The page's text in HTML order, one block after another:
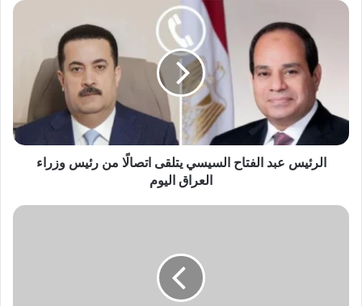
الرئيس
السيسي
رئيس
وزراء
العراقالرئيس عبد الفتاح السيسي يتلقى اتصالًا من رئيس وزراء
العراق اليوم
الرئيس